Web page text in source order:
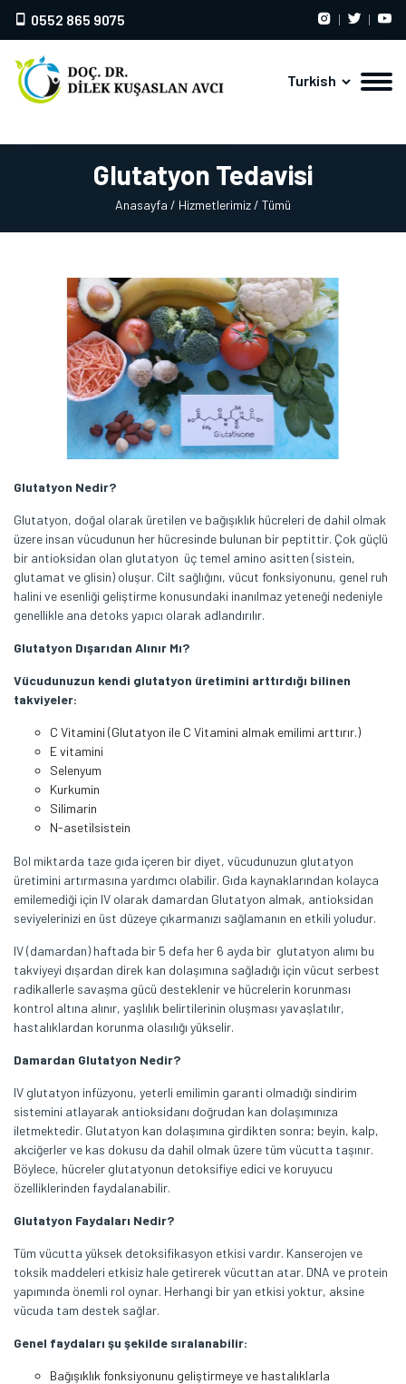
0552 865 9075
Turkish
Glutatyon Tedavisi
Anasayfa / Hizmetlerimiz/ Tümü
Glutatyon Nedir?
Glutatyon, doğal olarak üretilen ve bağışıklık hücreleri de dahil olmak
üzere insan vücudunun her hücresinde bulunan bir peptittir. Çok güçlü
bir antioksidan olan glutatyon üç temel amino asitten (sistein,
glutamat ve glisin) oluşur. Cilt sağlığını, vücut fonksiyonunu, genel ruh
halini ve esenliği geliştirme konusundaki inanılmaz yeteneği nedeniyle
genellikle ana detoks yapıcı olarak adlandırılır.
Glutatyon Dışarıdan Alınır Mı?
Vücudunuzun kendi glutatyon üretimini arttırdığı bilinen
takviyeler:
C Vitamini (Glutatyon ile C Vitamini almak emilimi arttırır.)
E vitamini
Selenyum
Kurkumin
Silimarin
N-asetilsistein
Bol miktarda taze gıda içeren bir diyet, vücudunuzun glutatyon
üretimini artırmasına yardımcı olabilir. Gıda kaynaklarından kolayca
emilemediği için IV olarak damardan Glutatyon almak, antioksidan
seviyelerinizi en üst düzeye çıkarmanızı sağlamanın en etkili yoludur.
IV (damardan) haftada bir 5 defa her 6 ayda bir glutatyon alımı bu
takviyeyi dışardan direk kan dolaşımına sağladığı için vücut serbest
radikallerle savaşma gücü desteklenir ve hücrelerin korunması
kontrol altına alınır, yaşlılık belirtilerinin oluşması yavaşlatılır,
hastalıklardan korunma olasılığı yükselir.
Damardan Glutatyon Nedir?
IV glutatyon infüzyonu, yeterli emilimin garanti olmadığı sindirim
sistemini atlayarak antioksidanı doğrudan kan dolaşımınıza
iletmektedir. Glutatyon kan dolaşımına girdikten sonra; beyin, kalp,
akciğerler ve kas dokusu da dahil olmak üzere tüm vücutta taşınır.
Böylece, hücreler glutatyonun detoksifiye edici ve koruyucu
özelliklerinden faydalanabilir.
Glutatyon Faydaları Nedir?
Tüm vücutta yüksek detoksifikasyon etkisi vardır. Kanserojen ve
toksik maddeleri etkisiz hale getirerek vücuttan atar. DNA ve protein
yapımında önemli rol oynar. Herhangi bir yan etkisi yoktur, aksine
vücuda tam destek sağlar.
Genel faydaları şu şekilde sıralanabilir:
Bağışıklık fonksiyonunu geliştirmeye ve hastalıklarla